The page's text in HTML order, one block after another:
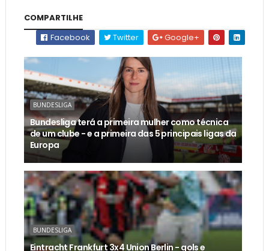
COMPARTILHE
Facebook
Twitter Google+
BUNDESLIGA
Bundesliga terá a primeira mulher como técnica
de um clube - e a primeira das 5 principais ligas da
Europa
BUNDESLIGA
Eintracht Frankfurt 3x4 Union Berlin - gols e